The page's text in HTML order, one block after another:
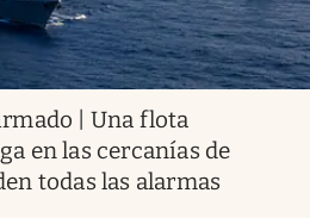
| Una flota
en las cercanías de
todas las alarmas